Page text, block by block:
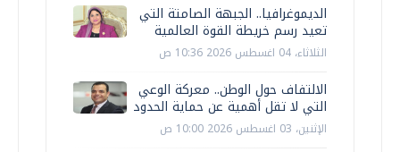
الديموغرافيا.. الجبهة الصامتة التي
تعيد رسم خريطة القوة العالمية
الثلاثاء، 04 اغسطس 2026 10:36 ص
الالتفاف حول الوطن.. معركة الوعي
التي لا تقل أهمية عن حماية الحدود
الإثنين، 03 اغسطس 2026 10:00 ص